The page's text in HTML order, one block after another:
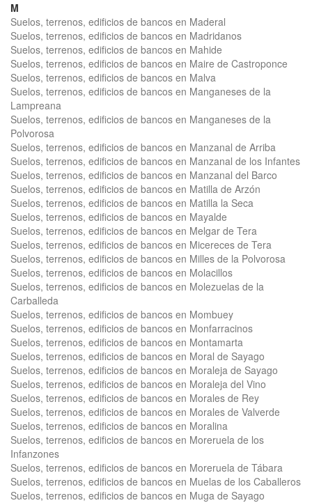
M
Suelos, terrenos, edificios de bancos en Maderal
Suelos, terrenos, edificios de bancos en Madridanos
Suelos, terrenos, edificios de bancos en Mahide
Suelos, terrenos, edificios de bancos en Maire de Castroponce
Suelos, terrenos, edificios de bancos en Malva
Suelos, terrenos, edificios de bancos en Manganeses de la
Lampreana
Suelos, terrenos, edificios de bancos en Manganeses de la
Polvorosa
Suelos, terrenos, edificios de bancos en Manzanal de Arriba
Suelos, terrenos, edificios de bancos en Manzanal de los Infantes
Suelos, terrenos, edificios de bancos en Manzanal del Barco
Suelos, terrenos, edificios de bancos en Matilla de Arzón
Suelos, terrenos, edificios de bancos en Matilla la Seca
Suelos, terrenos, edificios de bancos en Mayalde
Suelos, terrenos, edificios de bancos en Melgar de Tera
Suelos, terrenos, edificios de bancos en Micereces de Tera
Suelos, terrenos, edificios de bancos en Milles de la Polvorosa
Suelos, terrenos, edificios de bancos en Molacillos
Suelos, terrenos, edificios de bancos en Molezuelas de la
Carballeda
Suelos, terrenos, edificios de bancos en Mombuey
Suelos, terrenos, edificios de bancos en Monfarracinos
Suelos, terrenos, edificios de bancos en Montamarta
Suelos, terrenos, edificios de bancos en Moral de Sayago
Suelos, terrenos, edificios de bancos en Moraleja de Sayago
Suelos, terrenos, edificios de bancos en Moraleja del Vino
Suelos, terrenos, edificios de bancos en Morales de Rey
Suelos, terrenos, edificios de bancos en Morales de Valverde
Suelos, terrenos, edificios de bancos en Moralina
Suelos, terrenos, edificios de bancos en Moreruela de los
Infanzones
Suelos, terrenos, edificios de bancos en Moreruela de Tábara
Suelos, terrenos, edificios de bancos en Muelas de los Caballeros
Suelos, terrenos, edificios de bancos en Muga de Sayago